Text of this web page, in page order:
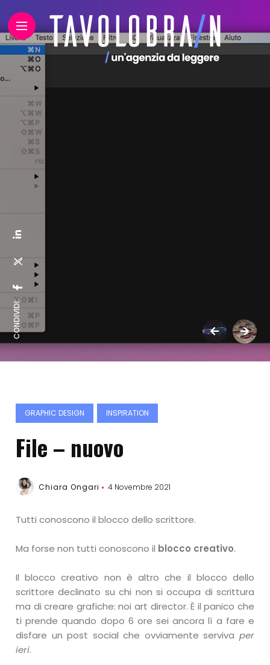
CONDIVIDI:
GRAPHIC DESIGN INSPIRATION
File – nuovo
Chiara Ongari 4 Novembre 2021
Tutti conoscono il blocco dello scrittore.
Ma forse non tutti conoscono il blocco creativo.
Il blocco creativo non è altro che il blocco dello
scrittore declinato su chi non si occupa di scrittura
ma di creare grafiche: noi art director. È il panico che
ti prende quando dopo 6 ore sei ancora lì a fare e
disfare un post social che ovviamente serviva per
ieri.